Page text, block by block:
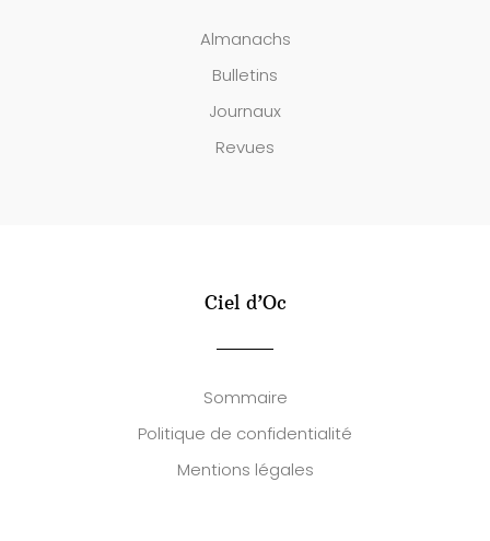
Almanachs
Bulletins
Journaux
Revues
Ciel d’Oc
Sommaire
Politique de confidentialité
Mentions légales